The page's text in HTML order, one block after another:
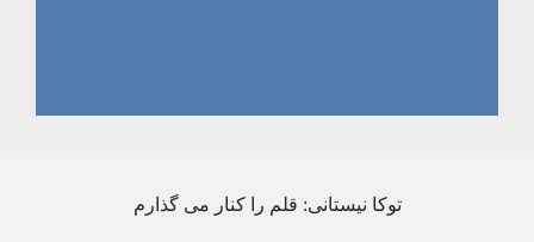
توکا نيستانی: قلم را کنار می گذارم